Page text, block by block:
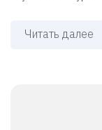
Читать далее